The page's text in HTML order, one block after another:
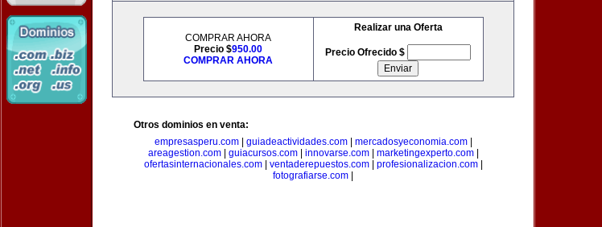
COMPRAR AHORA
Precio $950.00
COMPRAR AHORA
Realizar una Oferta
Precio Ofrecido $
Otros dominios en venta:
empresasperu.com| guiadeactividades.com| mercadosyeconomia.com|
areagestion.com| guiacursos.com| innovarse.com| marketingexperto.com|
ofertasinternacionales.com| ventaderepuestos.com| profesionalizacion.com|
fotografiarse.com